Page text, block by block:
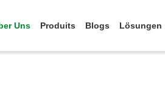
Uns Produits Blogs Lösungen